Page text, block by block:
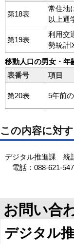
第18表
常住地
以上通
第19表
利用交
勢統計
移動人口の男女・年
表番号
項目
第20表 5年前
この内容に対
デジタル推進課 統
電話：088-621-
お問い合
デジタル